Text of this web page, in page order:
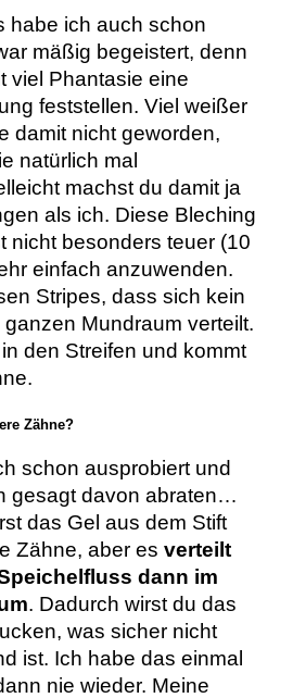
habe ich auch schon
mäßig begeistert, denn
viel Phantasie eine
feststellen. Viel weißer
damit nicht geworden,
natürlich mal
machst du damit ja
als ich. Diese Bleching
nicht besonders teuer (10
einfach anzuwenden.
Stripes, dass sich kein
Mundraum verteilt.
den Streifen und kommt
Zähne?
schon ausprobiert und
gesagt davon abraten…
das Gel aus dem Stift
Zähne, aber es verteilt
dann im
. Dadurch wirst du das
was sicher nicht
ist. Ich habe das einmal
nie wieder. Meine